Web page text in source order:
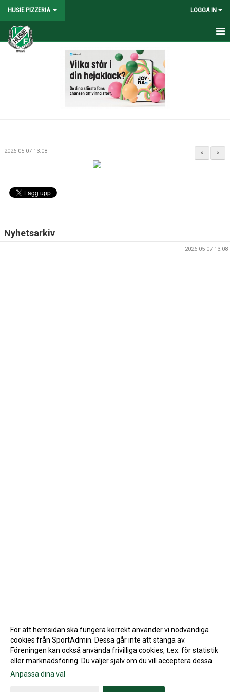
HUSIE PIZZERIA LOGGA IN
HEM
>
<
2026-05-07 13:08
Nyhetsarkiv
2026-05-07 13:08
Gå till Webbversion
För att hemsidan ska fungera korrekt använder vi nödvändiga
cookies från SportAdmin. Dessa går inte att stänga av.
Föreningen kan också använda frivilliga cookies, t.ex. för statistik
eller marknadsföring. Du väljer själv om du vill acceptera dessa.
Anpassa dina val